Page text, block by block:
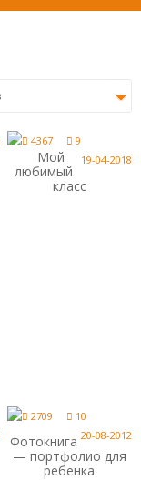
4367
9
19-04-2018
Мой
любимый
класс
2709
10
20-08-2012
Фотокнига
— портфолио для
ребенка